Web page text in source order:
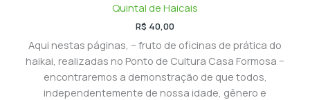
Quintal de Haicais
R$ 40,00
Aqui nestas páginas, − fruto de oficinas de prática do
haikai, realizadas no Ponto de Cultura Casa Formosa −
encontraremos a demonstração de que todos,
independentemente de nossa idade, gênero e